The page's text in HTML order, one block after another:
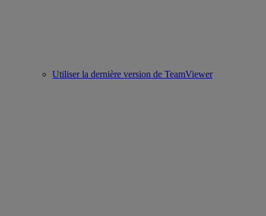
Utiliser la dernière version de TeamViewer